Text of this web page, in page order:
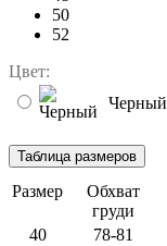
50
52
Цвет:
Черный
Размер
Обхват
груди
40 78-81